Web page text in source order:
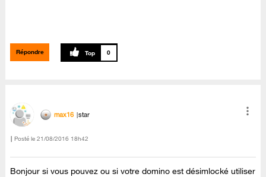
Répondre 0
max16 star
Posté le ‎21/08/2016 18h42
Bonjour si vous pouvez ou si votre domino est désimlocké utiliser